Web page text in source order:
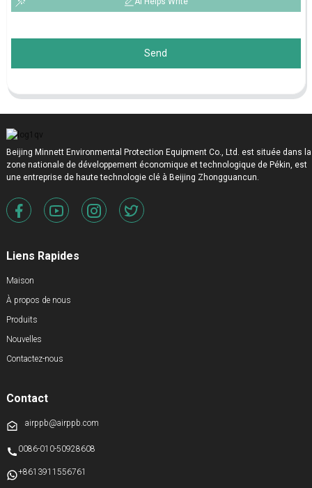
Send
Beijing Minnett Environmental Protection Equipment Co., Ltd. est située dans la
zone nationale de développement économique et technologique de Pékin, est
une entreprise de haute technologie clé à Beijing Zhongguancun.
Liens Rapides
Maison
À propos de nous
Produits
Nouvelles
Contactez-nous
Contact
airppb@airppb.com
0086-010-50928608
+8613911556761